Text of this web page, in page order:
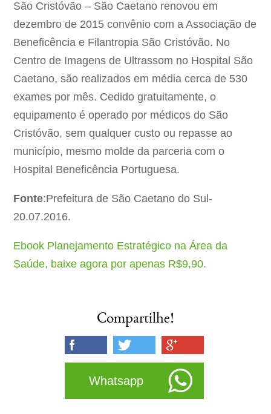
São Cristóvão – São Caetano renovou em
dezembro de 2015 convênio com a Associação de
Beneficência e Filantropia São Cristóvão. No
Centro de Imagens de Ultrassom no Hospital São
Caetano, são realizados em média cerca de 530
exames por mês. Cedido gratuitamente, o
equipamento é operado por médicos do São
Cristóvão, sem qualquer custo ou repasse ao
município, mesmo molde da parceria com o
Hospital Beneficência Portuguesa.
Fonte:Prefeitura de São Caetano do Sul-
20.07.2016.
Ebook Planejamento Estratégico na Área da
Saúde, baixe agora por apenas R$9,90.
Compartilhe!
Whatsapp